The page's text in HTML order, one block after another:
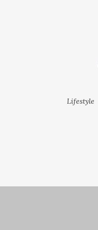
Lifestyle